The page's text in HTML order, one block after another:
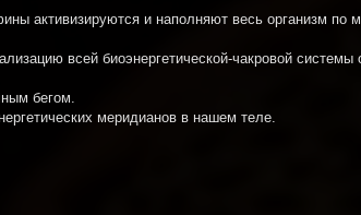
активизируются и наполняют весь организм по
всей биоэнергетической-чакровой
бегом.
меридианов в нашем теле.